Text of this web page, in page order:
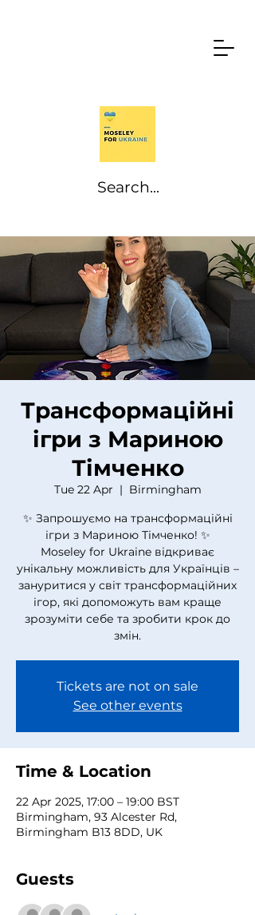
Трансформаційні
ігри з Мариною
Тімченко
Tue 22 Apr
  |
Birmingham
✨ Запрошуємо на трансформаційні
ігри з Мариною Тімченко! ✨
Moseley for Ukraine відкриває
унікальну можливість для Українців –
зануритися у світ трансформаційних
ігор, які допоможуть вам краще
зрозуміти себе та зробити крок до
змін.
Tickets are not on sale
See other events
Time & Location
22 Apr 2025, 17:00 – 19:00 BST
Birmingham, 93 Alcester Rd,
Birmingham B13 8DD, UK
Guests